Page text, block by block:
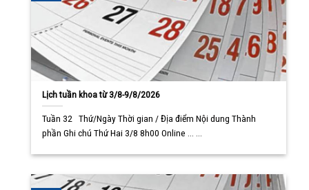
Lịch tuần khoa từ 3/8-9/8/2026
Tuần 32 Thứ/Ngày Thời gian / Địa điểm Nội dung Thành
phần Ghi chú Thứ Hai 3/8 8h00 Online ... ...